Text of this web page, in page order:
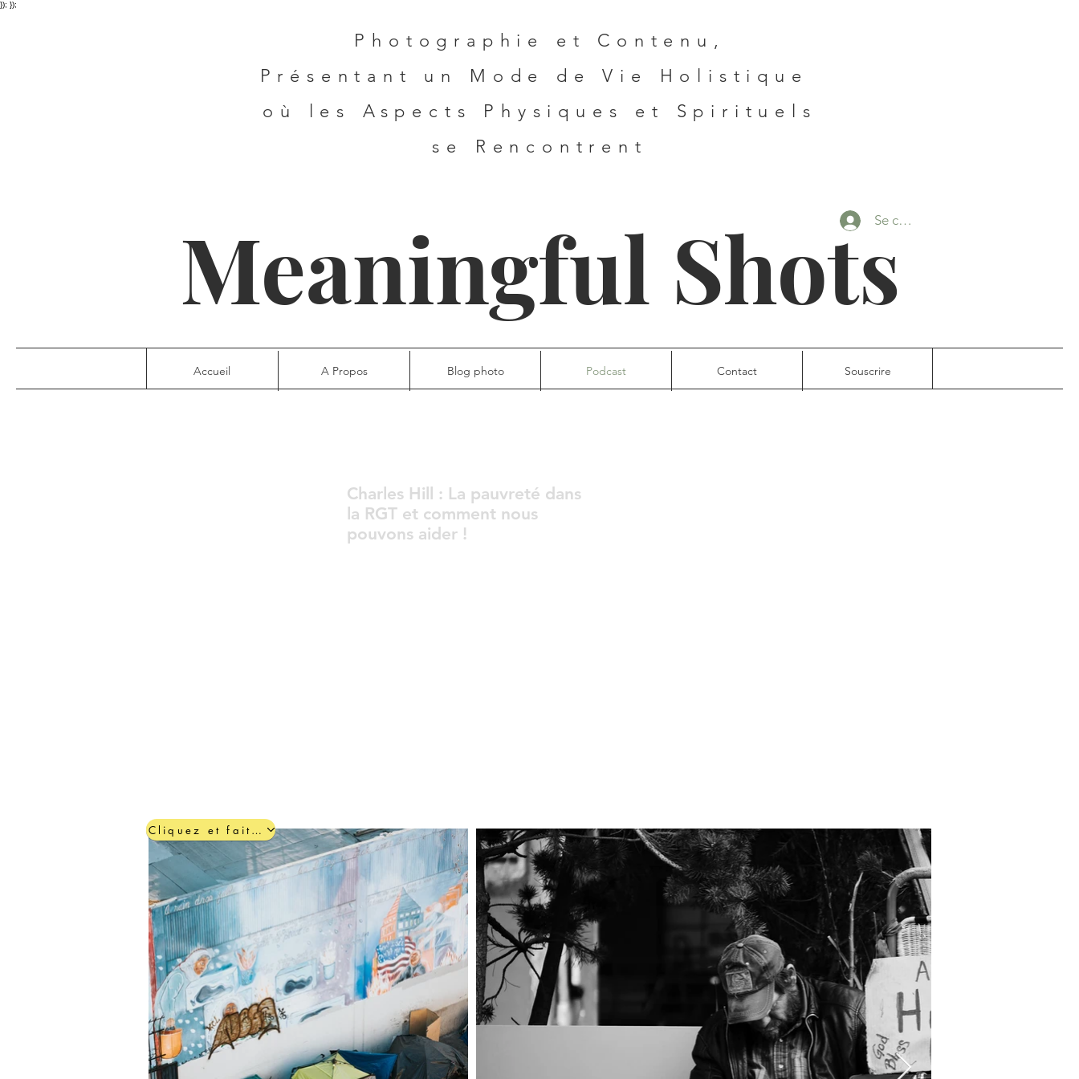
}); });
Photographie et C ontenu,
Présentant u n
Mode de Vie Holistique
où les Aspects Physiques et Spirituels
se Rencontrent
Meaningful ShotsSe connecter
Accueil A Propos Blog photo Podcast Contact Souscrire
Charles Hill : La pauvreté dans
la RGT et comment nous
pouvons aider !
Cliquez et faites défiler